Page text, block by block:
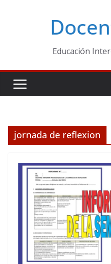
Educación
jornada de reflexion